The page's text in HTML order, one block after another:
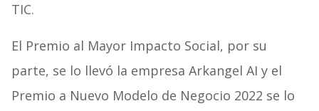
TIC.
El Premio al Mayor Impacto Social, por su
parte, se lo llevó la empresa Arkangel AI y el
Premio a Nuevo Modelo de Negocio 2022 se lo